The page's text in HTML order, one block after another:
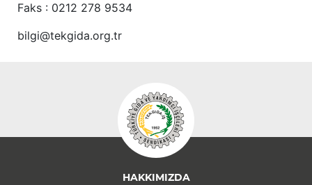
Faks : 0212 278 9534
bilgi@tekgida.org.tr
HAKKIMIZDA